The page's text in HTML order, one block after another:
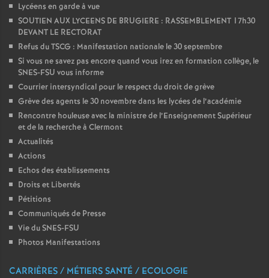
n
d
d
e
Lycéens en garde à vue
SOUTIEN AUX LYCEENS DE BRUGIERE : RASSEMBLEMENT 17h30
DEVANT LE RECTORAT
Refus du TSCG : Manifestation nationale le 30 septembre
Si vous ne savez pas encore quand vous irez en formation collège, le
SNES-FSU vous informe
Courrier intersyndical pour le respect du droit de grève
Grève des agents le 30 novembre dans les lycées de l’académie
Rencontre houleuse avec la ministre de l’Enseignement Supérieur
et de la recherche à Clermont
Actualités
Actions
Echos des établissements
Droits et Libertés
Pétitions
Communiqués de Presse
Vie du SNES-FSU
Photos Manifestations
CARRIÈRES / MÉTIERS SANTÉ / ECOLOGIE